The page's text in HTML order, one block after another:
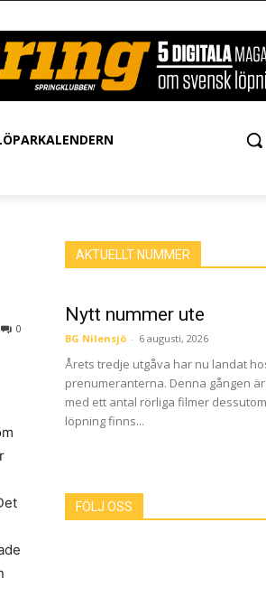
0
AKTUELLT NUMMER
Nytt nummer ute
BG Nilensjö - 6 augusti, 2026
Årets tredje utgåva har nu landat
prenumeranterna. Denna gången
med ett antal rörliga filmer
löpning finns...
FÖLJ OSS